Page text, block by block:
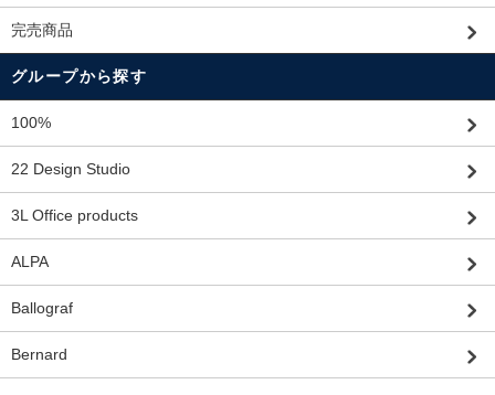
完売商品
グループから探す
100%
22 Design Studio
3L Office products
ALPA
Ballograf
Bernard